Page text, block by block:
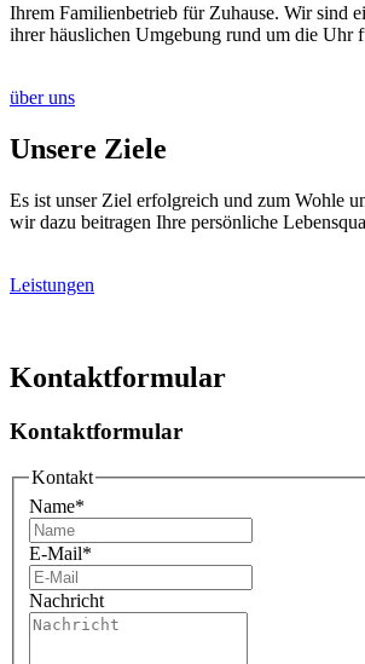
Ihrem Familienbetrieb für Zuhause. Wir sind
ihrer häuslichen Umgebung rund um die Uhr
über uns
Unsere Ziele
Es ist unser Ziel erfolgreich und zum Wohle
wir dazu beitragen Ihre persönliche
Leistungen
Kontaktformular
Kontaktformular
Kontakt
Name*
E-Mail*
Nachricht